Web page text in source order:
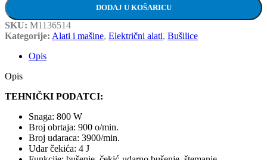
DODAJ U KOŠARICU
SKU: M1136514
Kategorije: Alati i mašine, Električni alati, Bušilice
Opis
Opis
TEHNIČKI PODATCI:
Snaga: 800 W
Broj obrtaja: 900 o/min.
Broj udaraca: 3900/min.
Udar čekića: 4 J